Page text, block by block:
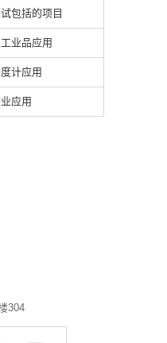
包括的项目
业品应用
计应用
应用
304